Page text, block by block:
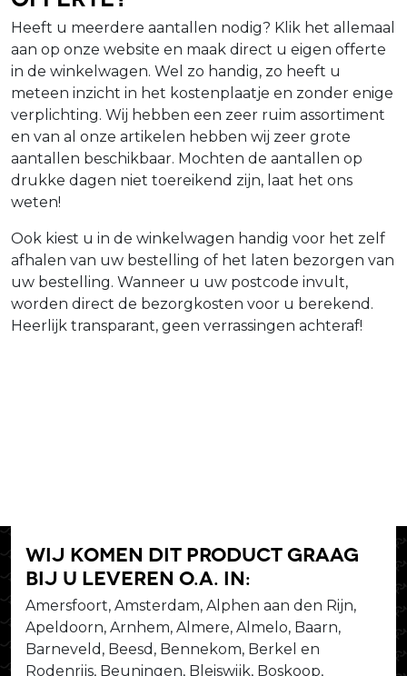
Heeft u meerdere aantallen nodig? Klik het allemaal
aan op onze website en maak direct u eigen offerte
in de winkelwagen. Wel zo handig, zo heeft u
meteen inzicht in het kostenplaatje en zonder enige
verplichting. Wij hebben een zeer ruim assortiment
en van al onze artikelen hebben wij zeer grote
aantallen beschikbaar. Mochten de aantallen op
drukke dagen niet toereikend zijn, laat het ons
weten!
Ook kiest u in de winkelwagen handig voor het zelf
afhalen van uw bestelling of het laten bezorgen van
uw bestelling. Wanneer u uw postcode invult,
worden direct de bezorgkosten voor u berekend.
Heerlijk transparant, geen verrassingen achteraf!
Wij komen dit product graag
bij u leveren o.a. in:
Amersfoort, Amsterdam, Alphen aan den Rijn,
Apeldoorn, Arnhem, Almere, Almelo, Baarn,
Barneveld, Beesd, Bennekom, Berkel en
Rodenrijs, Beuningen, Bleiswijk, Boskoop,